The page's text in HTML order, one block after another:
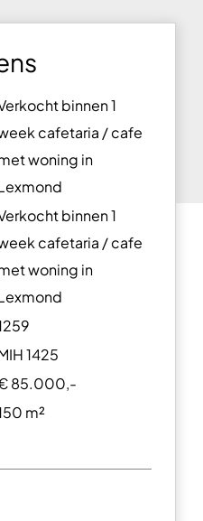
binnen 1
cafetaria / cafe
woning in
binnen 1
cafetaria / cafe
woning in
1425
85.000,-
m²